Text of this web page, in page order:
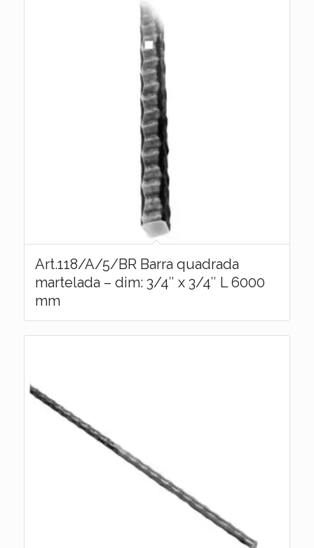
Art.118/A/5/BR Barra quadrada
martelada – dim: 3/4″ x 3/4″ L 6000
mm